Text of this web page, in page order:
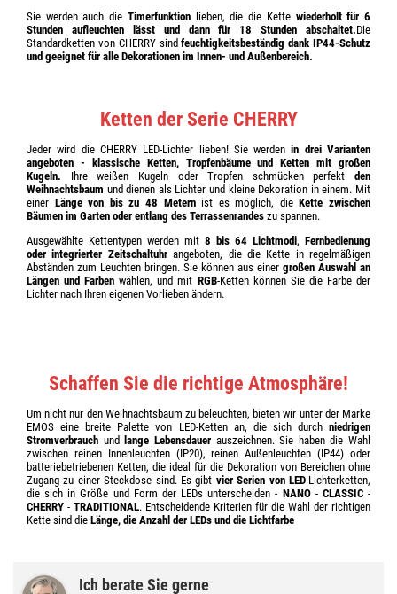
Sie werden auch die Timerfunktionlieben, die die Kette wiederholt für 6
Stunden aufleuchten lässt und dann für 18 Stunden abschaltet.Die
Standardketten von CHERRY sindfeuchtigkeitsbeständig dankIP44-Schutz
und geeignet für alle Dekorationen im Innen- und Außenbereich.
Ketten der Serie CHERRY
Jeder wird die CHERRY LED-Lichter lieben! Sie werdenin drei Varianten
angeboten - klassische Ketten, Tropfenbäume und Ketten mit großen
Kugeln. Ihre weißen Kugeln oder Tropfen schmücken perfekt den
Weihnachtsbaum und dienen als Lichter und kleine Dekoration in einem. Mit
einer Länge von bis zu 48 Meternist es möglich, dieKette zwischen
Bäumen im Garten oder entlang des Terrassenrandes zu spannen.
Ausgewählte Kettentypen werden mit 8 bis 64 Lichtmodi, Fernbedienung
oder integrierter Zeitschaltuhrangeboten, die die Kette in regelmäßigen
Abständen zum Leuchten bringen. Sie können aus einer großen Auswahl an
Längen und Farben wählen, und mit RGB-Ketten können Sie die Farbe der
Lichter nach Ihren eigenen Vorlieben ändern.
Schaffen Sie die richtige Atmosphäre!
Um nicht nur den Weihnachtsbaum zu beleuchten, bieten wir unter der Marke
EMOS eine breite Palette von LED-Ketten an, die sich durch niedrigen
Stromverbrauch und lange Lebensdauerauszeichnen. Sie haben die Wahl
zwischen reinen Innenleuchten (IP20), reinen Außenleuchten (IP44) oder
batteriebetriebenen Ketten, die ideal für die Dekoration von Bereichen ohne
Zugang zu einer Steckdose sind. Es gibt vier Serien von LED-Lichterketten,
die sich in Größe und Form der LEDs unterscheiden - NANO- CLASSIC-
CHERRY - TRADITIONAL. Entscheidende Kriterien für die Wahl der richtigen
Kette sind die Länge, die Anzahl der LEDs und die Lichtfarbe
Ich berate Sie gerne